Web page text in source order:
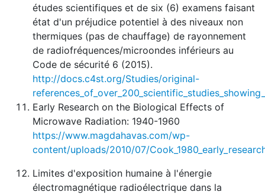
études scientifiques et de six (6) examens faisant
état d'un préjudice potentiel à des niveaux non
thermiques (pas de chauffage) de rayonnement
de radiofréquences/microondes inférieurs au
Code de sécurité 6 (2015).
http://docs.c4st.org/Studies/original-
Early Research on the Biological Effects of
Microwave Radiation: 1940-1960
https://www.magdahavas.com/wp-
content/uploads/2010/07/
Limites d'exposition humaine à l'énergie
électromagnétique radioélectrique dans la